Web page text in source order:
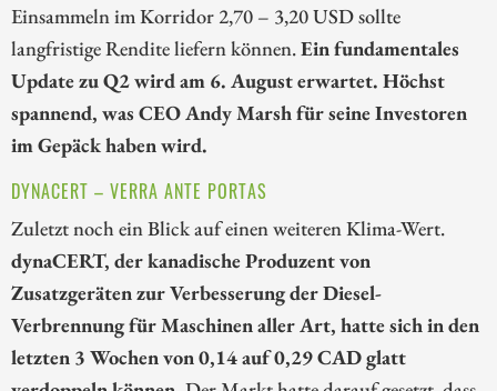
Einsammeln im Korridor 2,70 – 3,20 USD sollte
langfristige Rendite liefern können.Ein fundamentales
Update zu Q2 wird am 6. August erwartet. Höchst
spannend, was CEO Andy Marsh für seine Investoren
im Gepäck haben wird.
DYNACERT – VERRA ANTE PORTAS
Zuletzt noch ein Blick auf einen weiteren Klima-Wert.
dynaCERT, der kanadische Produzent von
Zusatzgeräten zur Verbesserung der Diesel-
Verbrennung für Maschinen aller Art, hatte sich in den
letzten 3 Wochen von 0,14 auf 0,29 CAD glatt